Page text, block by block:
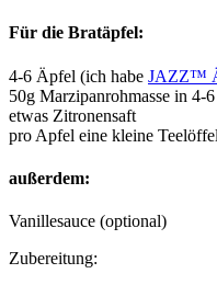
Für die Bratäpfel:
4-6 Äpfel (ich habe JAZZ™
50g Marzipanrohmasse in 4-
etwas Zitronensaft
pro Apfel eine kleine
außerdem:
Vanillesauce (optional)
Zubereitung: